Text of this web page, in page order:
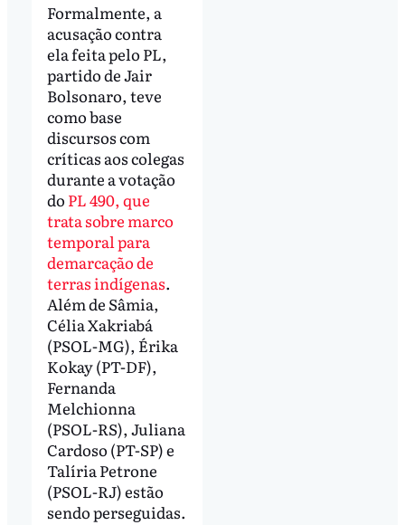
Formalmente, a
acusação contra
ela feita pelo PL,
partido de Jair
Bolsonaro, teve
como base
discursos com
críticas aos colegas
durante a votação
do PL 490, que
trata sobre marco
temporal para
demarcação de
terras indígenas.
Além de Sâmia,
Célia Xakriabá
(PSOL-MG), Érika
Kokay (PT-DF),
Fernanda
Melchionna
(PSOL-RS), Juliana
Cardoso (PT-SP) e
Talíria Petrone
(PSOL-RJ) estão
sendo perseguidas.